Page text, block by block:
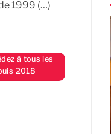
1999 (…)
à tous les
2018